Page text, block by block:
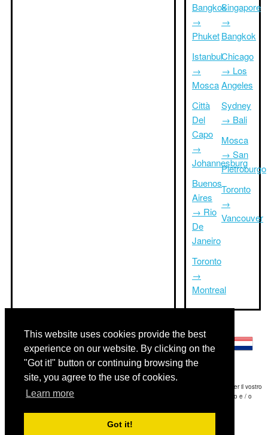
This website uses cookies provide the best
experience on our website. By clicking on the
"Got it!" button or continuing browsing the
site, you agree to the use of cookies.
Learn more
Got it!
Bangkok
→
Phuket
Istanbul
→
Mosca
Città
Del
Capo
→
Johannesburg
Buenos
Aires
→ Rio
De
Janeiro
Toronto
→
Montreal
Singapore
→
Bangkok
Chicago
→ Los
Angeles
Sydney
→ Bali
Mosca
→ San
Pietroburgo
Toronto
→
Vancouver
Disclaimer: Le informazioni visualizzate su questo sito è la nostra migliore stima e per il vostro
riferimento soltanto.Triptimeto.com non è responsabile di eventuali ritardi viaggio e / o